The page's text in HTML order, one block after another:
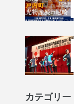
カテゴリー